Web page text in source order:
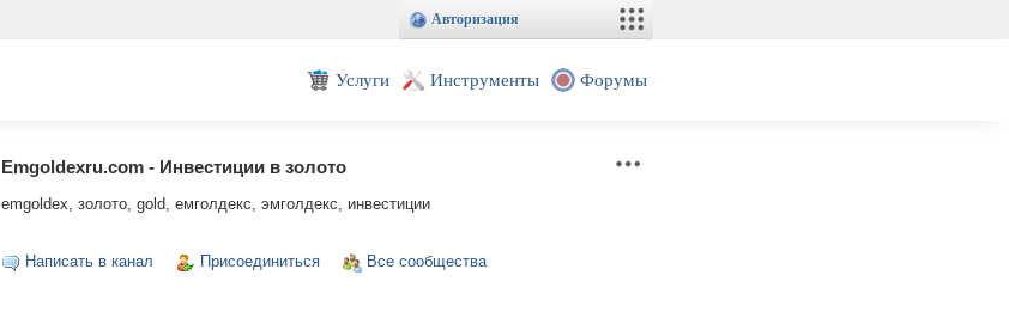
Авторизация
Услуги Инструменты Форумы
Emgoldexru.com - Инвестиции в золото
emgoldex, золото, gold, емголдекс, эмголдекс, инвестиции
Написать в канал Присоединиться Все сообщества